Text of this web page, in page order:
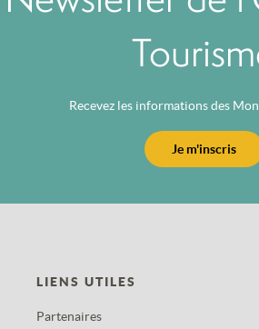
Recevez les informations des
Je m'inscris
LIENS UTILES
Partenaires